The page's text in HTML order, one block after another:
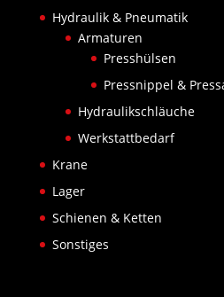
Hydraulik & Pneumatik
Armaturen
Presshülsen
Pressnippel &
Hydraulikschläuche
Werkstattbedarf
Krane
Lager
Schienen & Ketten
Sonstiges